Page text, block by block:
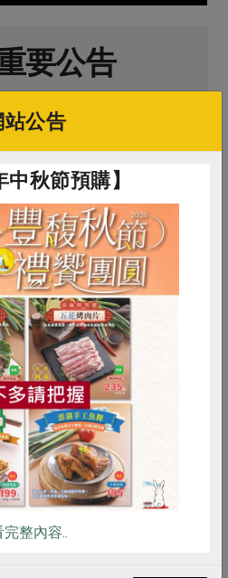
要公告
法規「地區營運經費編列
修法
法規「社員勞務參與準
治理：2026年選任人員先
軒香蕉不符合本社農產品
】
食譜 減硝酸鹽
共同購買
站公告
中秋節預購】
整內容..